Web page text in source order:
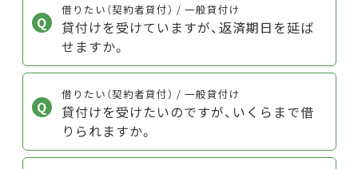
借りたい（契約者貸付） / 一般貸付け
貸付けを受けていますが、返済期日を延ば
せますか。
借りたい（契約者貸付） / 一般貸付け
貸付けを受けたいのですが、いくらまで借
りられますか。